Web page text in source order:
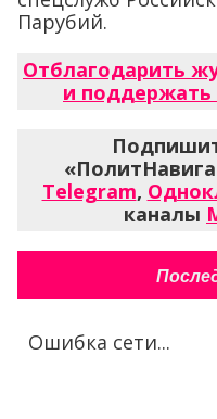
Парубий.
Отблагодарить
и
Telegram,
каналы
Ошибка сети...